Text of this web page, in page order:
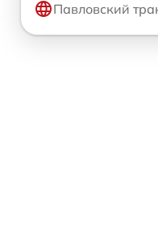
Павловский